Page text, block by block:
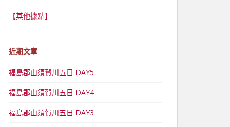
【其他據點】
近期文章
福島郡山須賀川五日 DAY5
福島郡山須賀川五日 DAY4
福島郡山須賀川五日 DAY3